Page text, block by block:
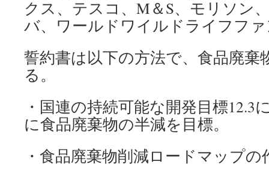
クス、テスコ、M＆S、モリソン
バ、ワールドワイルドライフフ
誓約書は以下の方法で、食品廃棄
る。
・国連の持続可能な開発目標12.3
に食品廃棄物の半減を目標。
・食品廃棄物削減ロードマップの